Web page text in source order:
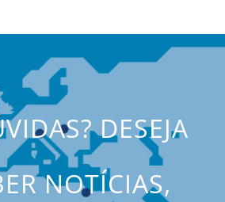
DESEJA
NOTÍCIAS,